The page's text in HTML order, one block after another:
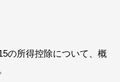
の所得控除について、概